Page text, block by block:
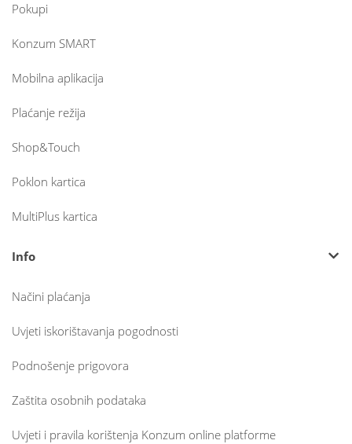
Pokupi
Konzum SMART
Mobilna aplikacija
Plaćanje režija
Shop&Touch
Poklon kartica
MultiPlus kartica
Info
Načini plaćanja
Uvjeti iskorištavanja pogodnosti
Podnošenje prigovora
Zaštita osobnih podataka
Uvjeti i pravila korištenja Konzum online platforme